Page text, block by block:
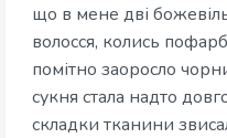
що в мене дві
волосся, колись
помітно заоросло
сукня стала надто
складки тканини